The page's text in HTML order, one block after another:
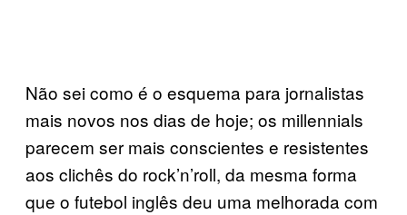
Não sei como é o esquema para jornalistas
mais novos nos dias de hoje; os millennials
parecem ser mais conscientes e resistentes
aos clichês do rock’n’roll, da mesma forma
que o futebol inglês deu uma melhorada com